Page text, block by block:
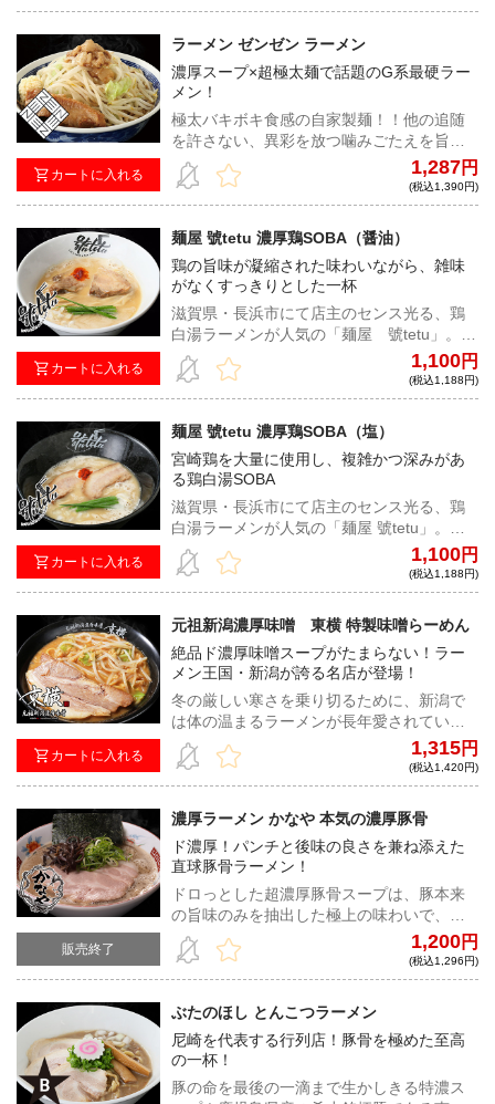
カートに入れる
ラーメン ゼンゼン ラーメン
濃厚スープ×超極太麺で話題のG系最硬ラー
メン！
極太バキボキ食感の自家製麺！！他の追随
を許さない、異彩を放つ噛みごたえを旨甘
濃厚スープで喰らい尽くせ！
1,287円
(税込1,390円)
カートに入れる
麺屋 號tetu 濃厚鶏SOBA（醤油）
鶏の旨味が凝縮された味わいながら、雑味
がなくすっきりとした一杯
滋賀県・長浜市にて店主のセンス光る、鶏
白湯ラーメンが人気の「麺屋 號tetu」。鶏
ガラをじっくり煮込んでは寝かせる工程を
繰り返し、鶏の旨味を凝縮した一杯。雑味
がなくすっきりと飲めながらも濃厚な味わ
1,100円
(税込1,188円)
カートに入れる
麺屋 號tetu 濃厚鶏SOBA（塩）
宮崎鶏を大量に使用し、複雑かつ深みがあ
る鶏白湯SOBA
滋賀県・長浜市にて店主のセンス光る、鶏
白湯ラーメンが人気の「麺屋 號tetu」。宮
崎産鶏を大量に使用し、じっくり炊き上げ
た熟成スープと、フレッシュスープを毎日
ブレンドする事で、複雑かつ深みのある鶏
1,100円
(税込1,188円)
カートに入れる
元祖新潟濃厚味噌 東横 特製味噌らーめん
絶品ド濃厚味噌スープがたまらない！ラー
メン王国・新潟が誇る名店が登場！
冬の厳しい寒さを乗り切るために、新潟で
は体の温まるラーメンが長年愛されてい
る。その新潟の五大ラーメンの１つ「新潟
濃厚味噌ラーメン」の名店と言われている
のが、今回登場する「元祖新潟濃厚味噌
ーシューがドカンっ！とのった「特製味噌
らーめん」だ。割スープを使用し、好みの
味にうすめて食べる独特の食べ方が最大の
特徴である！新潟が誇る名店の味を思う存
分味わって頂きたい！！
1,315円
(税込1,420円)
販売終了
濃厚ラーメン かなや 本気の濃厚豚骨
ド濃厚！パンチと後味の良さを兼ね添えた
直球豚骨ラーメン！
ドロっとした超濃厚豚骨スープは、豚本来
の旨味のみを抽出した極上の味わいで、後
味はあっさりとしている。ストレート麺と
の絡みも良好で、濃厚ラーメンファン必食
の一杯だ！
1,200円
(税込1,296円)
ぶたのほし とんこつラーメン
尼崎を代表する行列店！豚骨を極めた至高
の一杯！
豚の命を最後の一滴まで生かしきる特濃ス